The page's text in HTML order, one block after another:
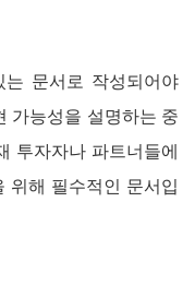
는 문서로 작성되어야
가능성을 설명하는 중
투자자나 파트너들에
위해 필수적인 문서입